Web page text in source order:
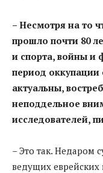
– Несмотря на то
прошло почти 80
и спорта, войны и
период
актуальны,
неподдельное
исследователей,
– Это так. Недаром
ведущих